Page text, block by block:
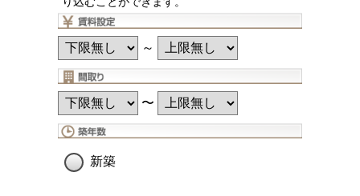
～
〜
新築